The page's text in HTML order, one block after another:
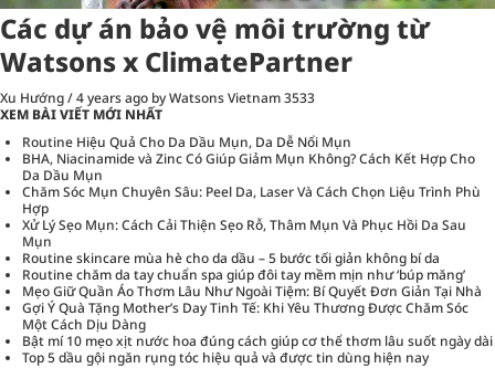
Các dự án bảo vệ môi trường từ
Watsons x ClimatePartner
Xu Hướng/4 years ago by Watsons Vietnam3533
XEM BÀI VIẾT MỚI NHẤT
Routine Hiệu Quả Cho Da Dầu Mụn, Da Dễ Nổi Mụn
BHA, Niacinamide và Zinc Có Giúp Giảm Mụn Không? Cách Kết Hợp Cho
Da Dầu Mụn
Chăm Sóc Mụn Chuyên Sâu: Peel Da, Laser Và Cách Chọn Liệu Trình Phù
Hợp
Xử Lý Sẹo Mụn: Cách Cải Thiện Sẹo Rỗ, Thâm Mụn Và Phục Hồi Da Sau
Mụn
Routine skincare mùa hè cho da dầu – 5 bước tối giản không bí da
Routine chăm da tay chuẩn spa giúp đôi tay mềm mịn như ‘búp măng’
Mẹo Giữ Quần Áo Thơm Lâu Như Ngoài Tiệm: Bí Quyết Đơn Giản Tại Nhà
Gợi Ý Quà Tặng Mother’s Day Tinh Tế: Khi Yêu Thương Được Chăm Sóc
Một Cách Dịu Dàng
Bật mí 10 mẹo xịt nước hoa đúng cách giúp cơ thể thơm lâu suốt ngày dài
Top 5 dầu gội ngăn rụng tóc hiệu quả và được tin dùng hiện nay